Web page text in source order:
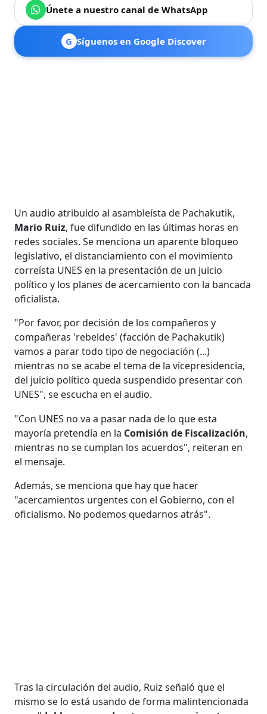
Únete a nuestro canal de WhatsApp
G Síguenos en Google Discover
Un audio atribuido al asambleísta de Pachakutik,
Mario Ruiz, fue difundido en las últimas horas en
redes sociales. Se menciona un aparente bloqueo
legislativo, el distanciamiento con el movimiento
correísta UNES en la presentación de un juicio
político y los planes de acercamiento con la bancada
oficialista.
"Por favor, por decisión de los compañeros y
compañeras 'rebeldes' (facción de Pachakutik)
vamos a parar todo tipo de negociación (...)
mientras no se acabe el tema de la vicepresidencia,
del juicio político queda suspendido presentar con
UNES", se escucha en el audio.
"Con UNES no va a pasar nada de lo que esta
mayoría pretendía en la Comisión de Fiscalización,
mientras no se cumplan los acuerdos", reiteran en
el mensaje.
Además, se menciona que hay que hacer
"acercamientos urgentes con el Gobierno, con el
oficialismo. No podemos quedarnos atrás".
Tras la circulación del audio, Ruiz señaló que el
mismo se lo está usando de forma malintencionada